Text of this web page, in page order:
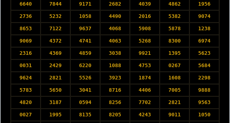
6640 7844 9171 2682 4039 4862 1956
2736 5232 1058 4490 2016 5382 9074
8653 7122 9637 4068 5908 5878 1238
9069 4372 4741 4063 5268 8300 6974
2316 4369 4859 3038 9921 1395 5623
0031 2429 6220 1088 4753 0267 5684
9624 2821 5526 3923 1874 1608 2298
5783 5650 3041 8716 4406 7005 9888
4820 3187 0594 8256 7702 2821 9563
0027 1995 8135 8205 4243 9011 1050